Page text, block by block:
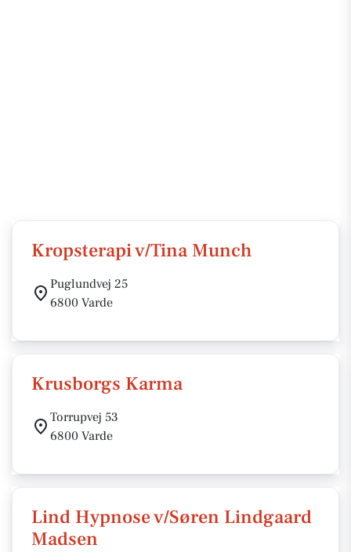
Kropsterapi v/Tina Munch
Puglundvej 25
6800 Varde
Krusborgs Karma
Torrupvej 53
6800 Varde
Lind Hypnose v/Søren Lindgaard
Madsen